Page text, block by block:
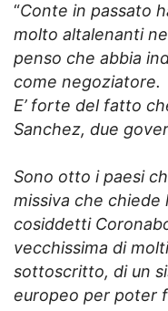
“Conte in passato
molto altalenanti
penso che abbia
come negoziatore.
E’ forte del fatto
Sanchez, due
Sono otto i paesi
missiva che chiede
cosiddetti
vecchissima di
sottoscritto, di un
europeo per poter